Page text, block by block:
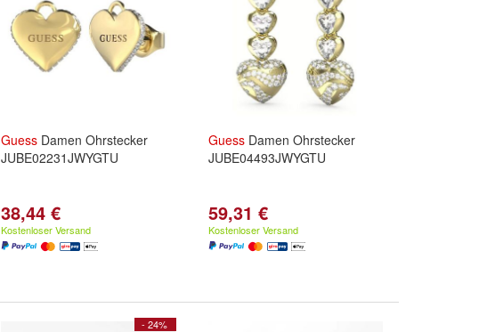
Guess Damen Ohrstecker
JUBE02231JWYGTU
38,44 €
Kostenloser Versand
Guess Damen Ohrstecker
JUBE04493JWYGTU
59,31 €
Kostenloser Versand
- 24%